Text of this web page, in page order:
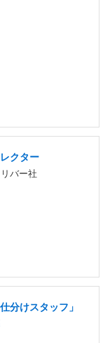
クター
バー社
分けスタッフ」